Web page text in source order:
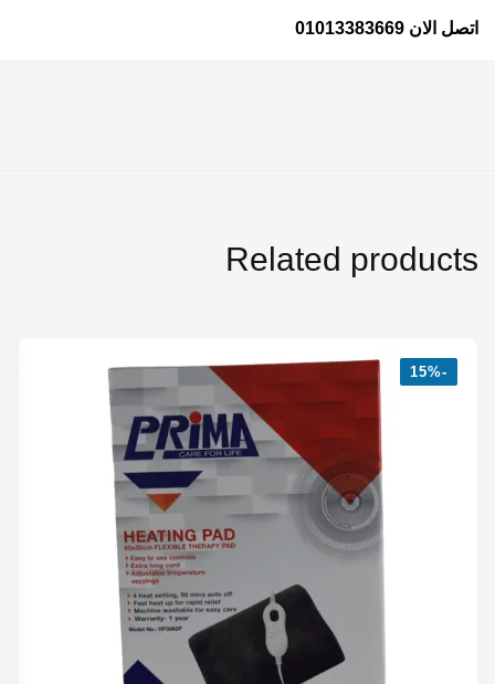
اتصل الان 01013383669
Related products
-15%